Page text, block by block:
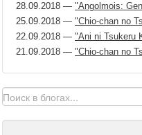
28.09.2018 — "Angolmois:
25.09.2018 — "Chio-chan no
22.09.2018 — "Ani ni Tsukeru
21.09.2018 — "Chio-chan no